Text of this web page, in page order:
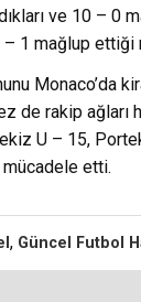
ve 10 – 0
– 1 mağlup ettiği
Monaco’da
de rakip ağları
U – 15,
etti.
, Güncel Futbol